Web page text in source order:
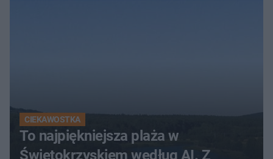
CIEKAWOSTKA
To najpiękniejsza plaża w
Świętokrzyskiem według AI. Z